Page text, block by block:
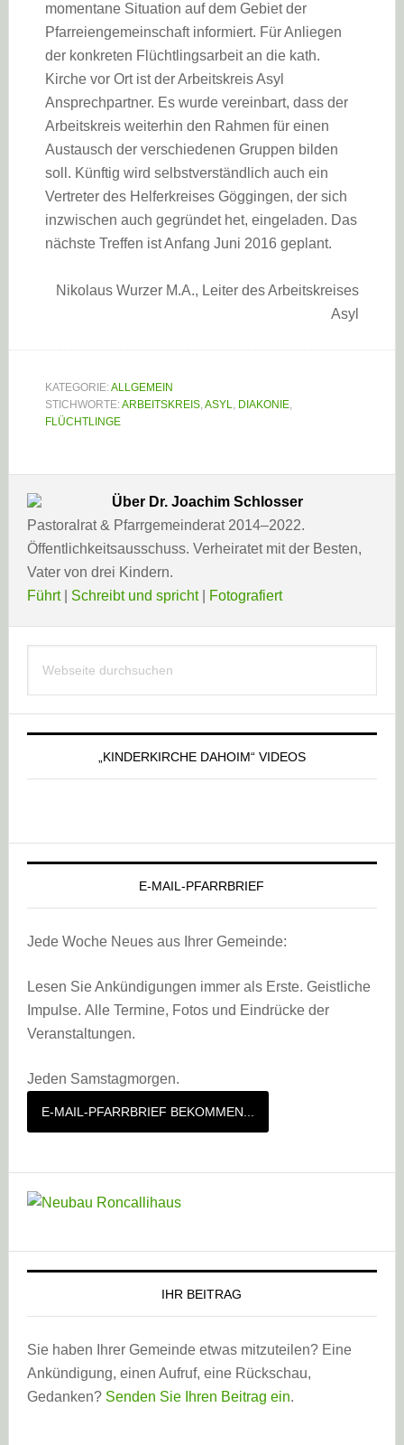
momentane Situation auf dem Gebiet der
Pfarreiengemeinschaft informiert. Für Anliegen
der konkreten Flüchtlingsarbeit an die kath.
Kirche vor Ort ist der Arbeitskreis Asyl
Ansprechpartner. Es wurde vereinbart, dass der
Arbeitskreis weiterhin den Rahmen für einen
Austausch der verschiedenen Gruppen bilden
soll. Künftig wird selbstverständlich auch ein
Vertreter des Helferkreises Göggingen, der sich
inzwischen auch gegründet het, eingeladen. Das
nächste Treffen ist Anfang Juni 2016 geplant.
Nikolaus Wurzer M.A., Leiter des Arbeitskreises
Asyl
KATEGORIE:ALLGEMEIN
STICHWORTE:ARBEITSKREIS,ASYL, DIAKONIE,
FLÜCHTLINGE
Über Dr. Joachim Schlosser
Pastoralrat & Pfarrgemeinderat 2014–2022.
Öffentlichkeitsausschuss. Verheiratet mit der Besten,
Vater von drei Kindern.
Führt| Schreibt und spricht| Fotografiert
Haupt-
Sidebar
durchsuchen
„KINDERKIRCHE DAHOIM“ VIDEOS
E-MAIL-PFARRBRIEF
Jede Woche Neues aus Ihrer Gemeinde:
Lesen Sie Ankündigungen immer als Erste. Geistliche
Impulse. Alle Termine, Fotos und Eindrücke der
Veranstaltungen.
Jeden Samstagmorgen.
E-MAIL-PFARRBRIEF BEKOMMEN...
IHR BEITRAG
Sie haben Ihrer Gemeinde etwas mitzuteilen? Eine
Ankündigung, einen Aufruf, eine Rückschau,
Gedanken? Senden Sie Ihren Beitrag ein.